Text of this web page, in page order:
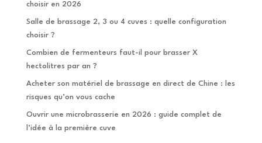
choisir en 2026
Salle de brassage 2, 3 ou 4 cuves : quelle configuration
choisir ?
Combien de fermenteurs faut-il pour brasser X
hectolitres par an ?
Acheter son matériel de brassage en direct de Chine : les
risques qu’on vous cache
Ouvrir une microbrasserie en 2026 : guide complet de
l’idée à la première cuve